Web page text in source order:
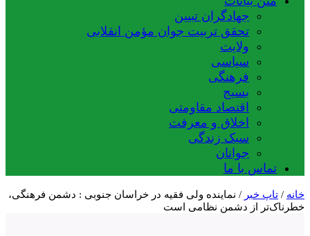
جهادگران تبیین
تحقق تربیت جوان مؤمن انقلابی
ولایت
سیاسی
فرهنگی
بسیج
اقتصاد مقاومتی
اخلاق و معرفت
سبک زندگی
جوانان
تماس با ما
خانه / تاپ خبر / نماینده ولی فقیه در خراسان جنوبی : دشمن فرهنگی،
خطرناک‌تر از دشمن نظامی است